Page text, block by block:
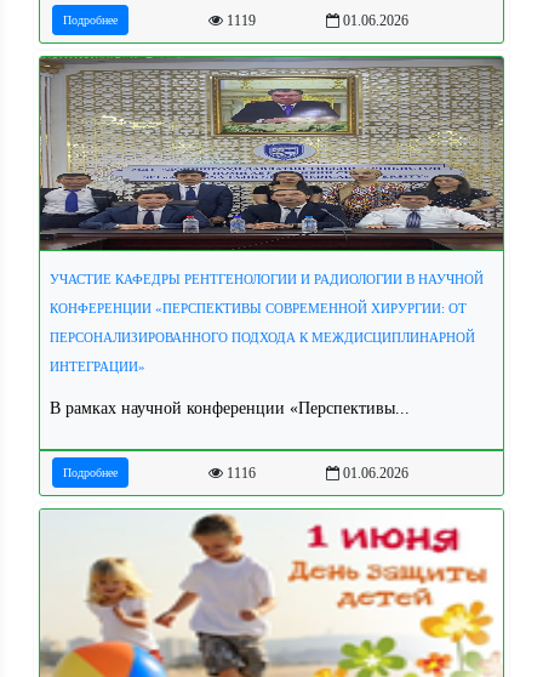
Подробнее 1119 01.06.2026
УЧАСТИЕ КАФЕДРЫ РЕНТГЕНОЛОГИИ И РАДИОЛОГИИ В НАУЧНОЙ
КОНФЕРЕНЦИИ «ПЕРСПЕКТИВЫ СОВРЕМЕННОЙ ХИРУРГИИ: ОТ
ПЕРСОНАЛИЗИРОВАННОГО ПОДХОДА К МЕЖДИСЦИПЛИНАРНОЙ
ИНТЕГРАЦИИ»
В рамках научной конференции «Перспективы...
Подробнее 1116 01.06.2026